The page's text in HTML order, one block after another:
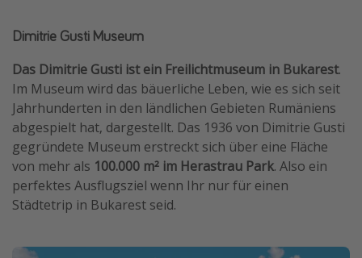
Dimitrie Gusti Museum
Das Dimitrie Gusti ist ein Freilichtmuseum in Bukarest.
Im Museum wird das bäuerliche Leben, wie es sich seit
Jahrhunderten in den ländlichen Gebieten Rumäniens
abgespielt hat, dargestellt. Das 1936 von Dimitrie Gusti
gegründete Museum erstreckt sich über eine Fläche
von mehr als 100.000 m² im Herastrau Park. Also ein
perfektes Ausflugsziel wenn Ihr nur für einen
Städtetrip in Bukarest seid.